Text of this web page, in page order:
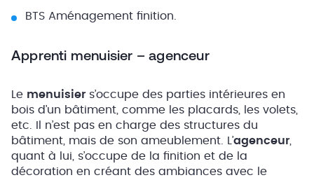
BTS Aménagement finition.
Apprenti menuisier – agenceur
Le menuisier s’occupe des parties intérieures en
bois d’un bâtiment, comme les placards, les volets,
etc. Il n’est pas en charge des structures du
bâtiment, mais de son ameublement. L’agenceur
quant à lui, s’occupe de la finition et de la
décoration en créant des ambiances avec le